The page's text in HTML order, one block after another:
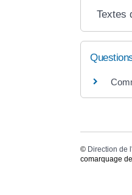
Textes
© Direction de
comarquage